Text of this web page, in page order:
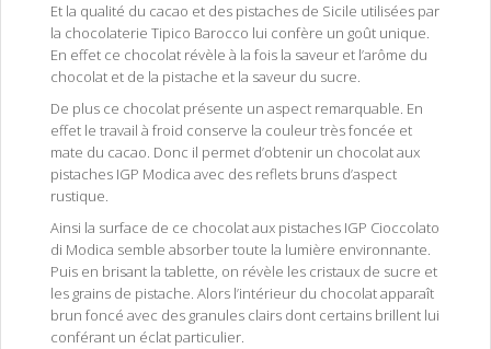
Et la qualité du cacao et des pistaches de Sicile utilisées par
la chocolaterie Tipico Barocco lui confère un goût unique.
En effet ce chocolat révèle à la fois la saveur et l’arôme du
chocolat et de la pistache et la saveur du sucre.
De plus ce chocolat présente un aspect remarquable. En
effet le travail à froid conserve la couleur très foncée et
mate du cacao. Donc il permet d’obtenir un chocolat aux
pistaches IGP Modica avec des reflets bruns d’aspect
rustique.
Ainsi la surface de ce chocolat aux pistaches IGP Cioccolato
di Modica semble absorber toute la lumière environnante.
Puis en brisant la tablette, on révèle les cristaux de sucre et
les grains de pistache. Alors l’intérieur du chocolat apparaît
brun foncé avec des granules clairs dont certains brillent lui
conférant un éclat particulier.